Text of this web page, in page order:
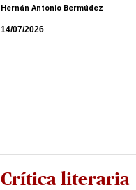
Hernán Antonio Bermúdez
14/07/2026
Crítica literaria